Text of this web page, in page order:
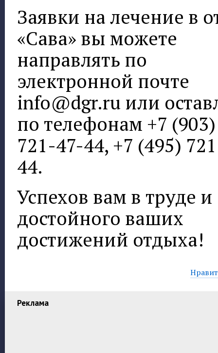
Реклама
Заявки на лечение в
«Сава» вы можете
направлять по
электронной почте
info@dgr.ru или
по телефонам +7 (903)
721-47-44, +7 (495)
44.
Успехов вам в труде и
достойного ваших
достижений отдыха!